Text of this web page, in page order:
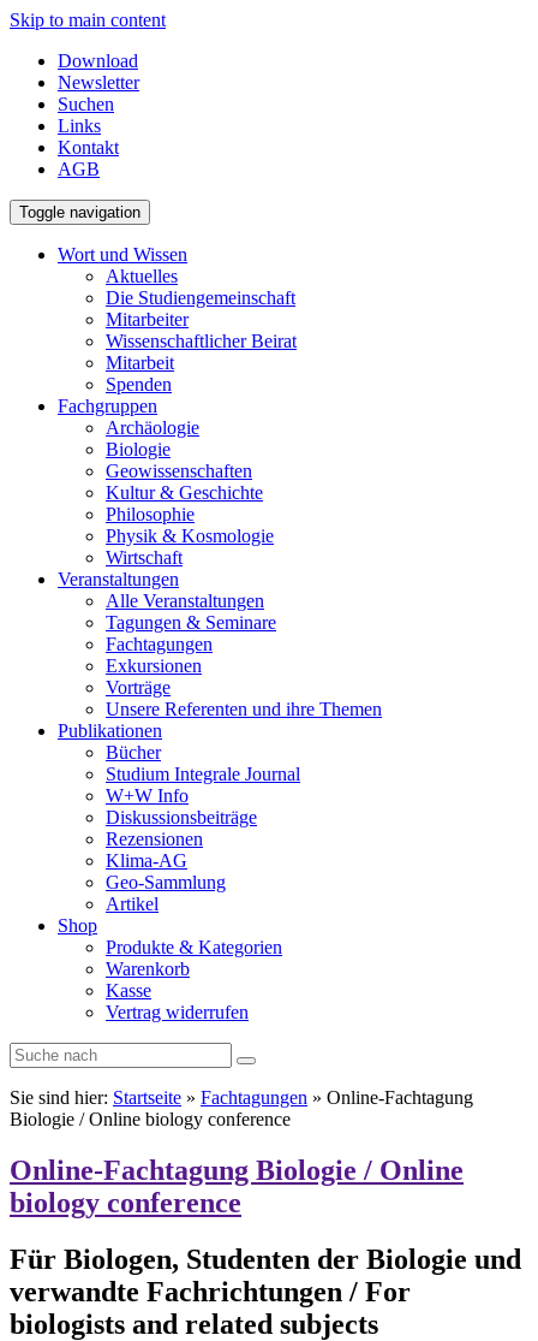
Skip to main content
Download
Newsletter
Suchen
Links
Kontakt
AGB
Toggle navigation
Wort und Wissen
Aktuelles
Die Studiengemeinschaft
Mitarbeiter
Wissenschaftlicher Beirat
Mitarbeit
Spenden
Fachgruppen
Archäologie
Biologie
Geowissenschaften
Kultur & Geschichte
Philosophie
Physik & Kosmologie
Wirtschaft
Veranstaltungen
Alle Veranstaltungen
Tagungen & Seminare
Fachtagungen
Exkursionen
Vorträge
Unsere Referenten und ihre Themen
Publikationen
Bücher
Studium Integrale Journal
W+W Info
Diskussionsbeiträge
Rezensionen
Klima-AG
Geo-Sammlung
Artikel
Shop
Produkte & Kategorien
Warenkorb
Kasse
Vertrag widerrufen
Sie sind hier: Startseite » Fachtagungen » Online-Fachtagung
Biologie / Online biology conference
Online-Fachtagung Biologie / Online
biology conference
Für Biologen, Studenten der Biologie und
verwandte Fachrichtungen / For
biologists and related subjects